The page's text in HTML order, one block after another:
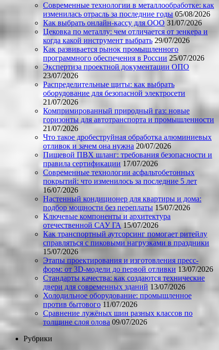
Современные технологии в металлообработке: как
изменилась отрасль за последние годы 05/08/2026
Как выбрать онлайн-кассу для ООО 31/07/2026
Цековка по металлу: чем отличается от зенкера и
когда какой инструмент выбрать 29/07/2026
Как развивается рынок промышленного
программного обеспечения в России 25/07/2026
Экспертиза проектной документации ОПО
23/07/2026
Распределительные щиты: как выбрать
оборудование для безопасной электросети
21/07/2026
Компримированный природный газ: новые
горизонты для автотранспорта и промышленности
21/07/2026
Что такое дробеструйная обработка алюминиевых
отливок и зачем она нужна 20/07/2026
Пищевой ПВХ шланг: требования безопасности и
правила сертификации 17/07/2026
Современные технологии асфальтобетонных
покрытий: что изменилось за последние 5 лет
16/07/2026
Настенный кондиционер для квартиры и дома:
подбор мощности без переплаты 15/07/2026
Ключевые компоненты и архитектура
отечественной САУ ГА 15/07/2026
Как транспортный аутсорсинг помогает ритейлу
справляться с пиковыми нагрузками в праздники
15/07/2026
Этапы проектирования и изготовления пресс-
форм: от 3D-модели до первой отливки 13/07/2026
Стандарты качества: как создаются технические
двери для современных зданий 13/07/2026
Холодильное оборудование: промышленное
против бытового 11/07/2026
Сравнение лужёных шин разных классов по
толщине слоя олова 09/07/2026
Рубрики